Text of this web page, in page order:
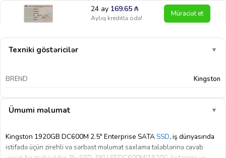
24 ay 169.65₼
Aylıq kreditlə ödə! Müraciət et
Texniki göstəricilər ▼
BREND Kingston
Ümumi məlumat ▼
Kingston 1920GB DC600M 2.5″ Enterprise SATA SSD, iş dünyasında
istifadə üçün zirehli və sərbəst məlumat saxlama tələblərinə cavab